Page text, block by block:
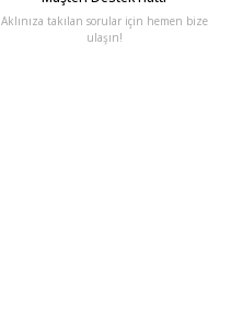
Aklınıza takılan sorular için hemen bize
ulaşın!